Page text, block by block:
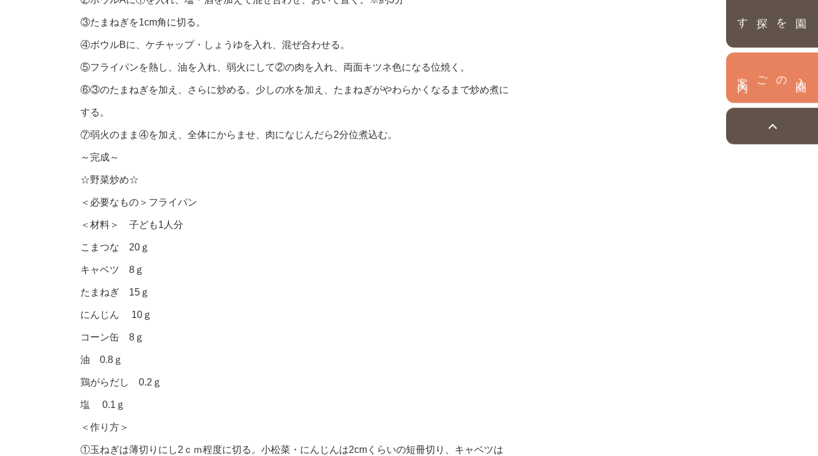
園を探す
③たまねぎを1cm角に切る。
④ボウルBに、ケチャップ・しょうゆを入れ、混ぜ合わせる。
⑤フライパンを熱し、油を入れ、弱火にして②の肉を入れ、両面キツネ色になる位焼く。
⑥③のたまねぎを加え、さらに炒める。少しの水を加え、たまねぎがやわらかくなるまで炒め煮に
する。
⑦弱火のまま④を加え、全体にからませ、肉になじんだら2分位煮込む。
～完成～
☆野菜炒め☆
＜必要なもの＞フライパン
＜材料＞ 子ども1人分
こまつな 20ｇ
キャベツ 8ｇ
たまねぎ 15ｇ
にんじん 10ｇ
コーン缶 8ｇ
油 0.8ｇ
鶏がらだし 0.2ｇ
塩 0.1ｇ
＜作り方＞
①玉ねぎは薄切りにし2ｃｍ程度に切る。小松菜・にんじんは2cmくらいの短冊切り、キャベツは